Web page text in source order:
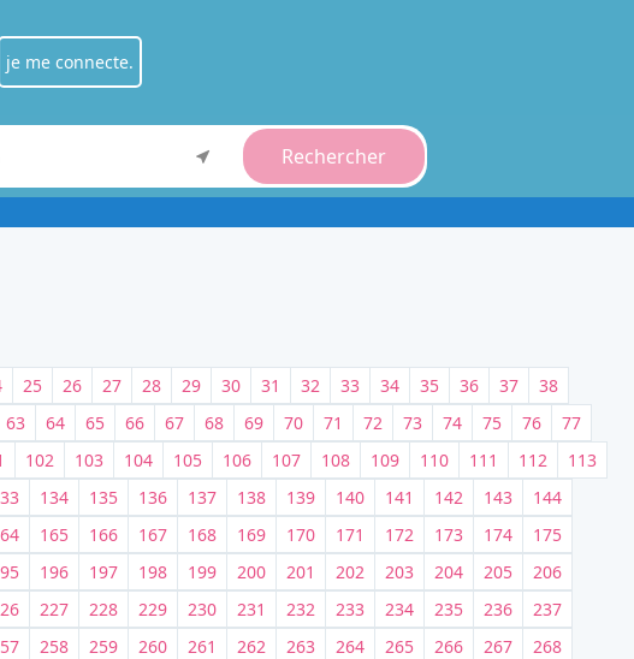
je me connecte.
Rechercher
25 26 27 28 29 30 31 32 33 34 35 36 37
38
63 64 65 66 67 68 69 70 71 72 73 74 75 76
77
102 103 104 105 106 107 108 109 110 111 112
113
134 135 136 137 138 139 140 141 142 143
144
165 166 167 168 169 170 171 172 173 174
175
196 197 198 199 200 201 202 203 204 205
206
227 228 229 230 231 232 233 234 235 236
237
258 259 260 261 262 263 264 265 266 267
268